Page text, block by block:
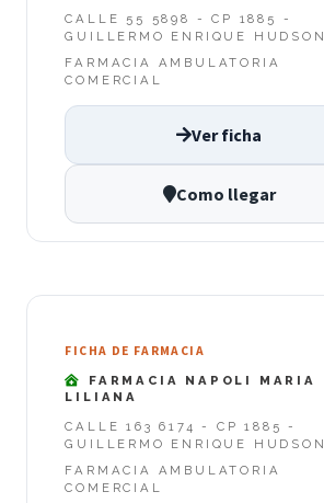
CALLE 55 5898 - CP 1885 -
GUILLERMO ENRIQUE HUDSON
FARMACIA AMBULATORIA
COMERCIAL
Ver ficha
Como llegar
FICHA DE FARMACIA
FARMACIA NAPOLI MARIA
LILIANA
CALLE 163 6174 - CP 1885 -
GUILLERMO ENRIQUE HUDSON
FARMACIA AMBULATORIA
COMERCIAL